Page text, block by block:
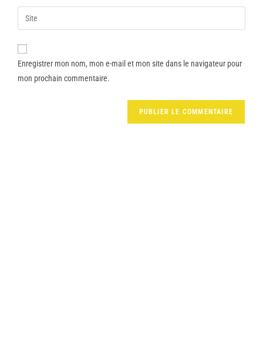
Enregistrer mon nom, mon e-mail et mon site dans le navigateur pour
mon prochain commentaire.